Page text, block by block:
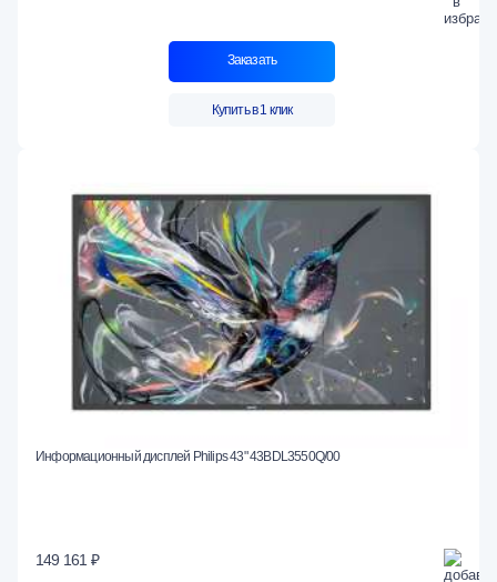
Заказать
Купить в 1 клик
Информационный дисплей Philips 43" 43BDL3550Q/00
149 161 ₽